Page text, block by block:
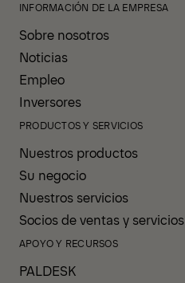
INFORMACIÓN DE LA EMPRESA
Sobre nosotros
Noticias
Empleo
Inversores
PRODUCTOS Y SERVICIOS
Nuestros productos
Su negocio
Nuestros servicios
Socios de ventas y servicios
APOYO Y RECURSOS
PALDESK